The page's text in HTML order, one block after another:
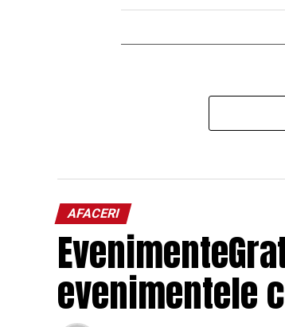
AFACERI
evenimentele